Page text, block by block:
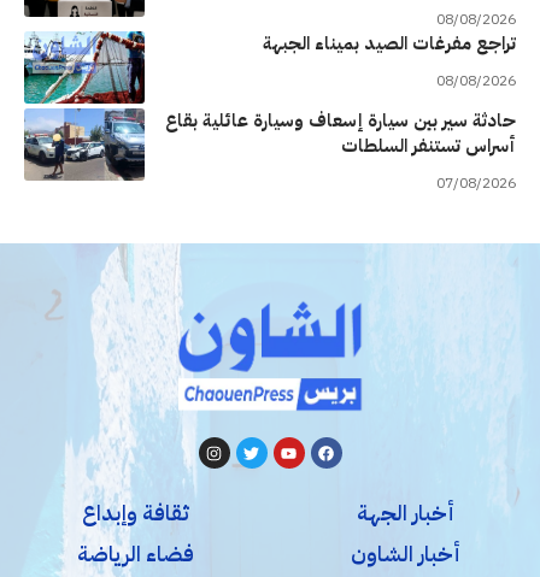
08/08/2026
تراجع مفرغات الصيد بميناء الجبهة
08/08/2026
حادثة سير بين سيارة إسعاف وسيارة عائلية بقاع
أسراس تستنفر السلطات
07/08/2026
أخبار الجهة
أخبار الشاون
ثقافة وإبداع
فضاء الرياضة